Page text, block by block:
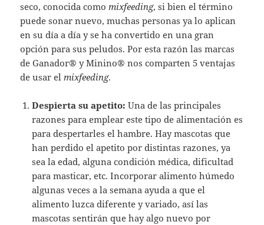
seco, conocida comomixfeeding, si bien el término
puede sonar nuevo, muchas personas ya lo aplican
en su día a día y se ha convertido en una gran
opción para sus peludos. Por esta razón las marcas
de Ganador® y Minino® nos comparten 5 ventajas
de usar elmixfeeding.
Despierta su apetito:Una de las principales
razones para emplear este tipo de alimentación es
para despertarles el hambre. Hay mascotas que
han perdido el apetito por distintas razones, ya
sea la edad, alguna condición médica, dificultad
para masticar, etc. Incorporar alimento húmedo
algunas veces a la semana ayuda a que el
alimento luzca diferente y variado, así las
mascotas sentirán que hay algo nuevo por